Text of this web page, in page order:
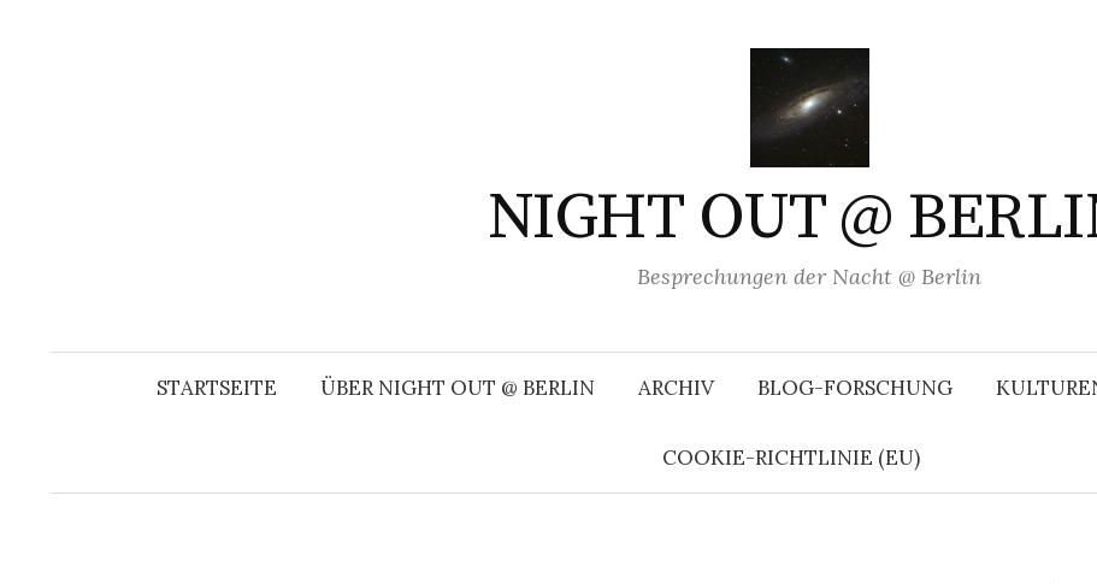
NIGHT OUT @
Besprechungen der Nacht @ Berlin
STARTSEITE ÜBER NIGHT OUT @ BERLIN ARCHIV BLOG-FORSCHUNG
COOKIE-RICHTLINIE (EU)